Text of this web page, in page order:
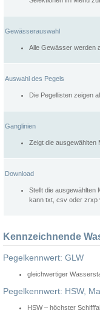
Gewässerauswahl
Alle Gewässer werden
Auswahl des Pegels
Die Pegellisten zeigen
Ganglinien
Zeigt die ausgewählten
Download
Stellt die ausgewählten
kann txt, csv oder zrxp
Kennzeichnende
Pegelkennwert: GLW
gleichwertiger
Pegelkennwert: HSW,
HSW – höchster